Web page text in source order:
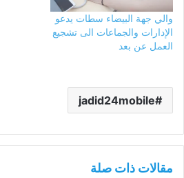
والي جهة البيضاء سطات يدعو
الإدارات والجماعات الى تشجيع
العمل عن بعد
jadid24mobile
مقالات ذات صلة